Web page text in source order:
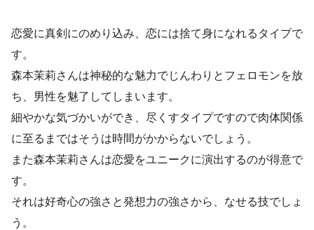
恋愛に真剣にのめり込み、恋には捨て身になれるタイプで
す。
森本茉莉さんは神秘的な魅力でじんわりとフェロモンを放
ち、男性を魅了してしまいます。
細やかな気づかいができ、尽くすタイプですので肉体関係
に至るまではそうは時間がかからないでしょう。
また森本茉莉さんは恋愛をユニークに演出するのが得意で
す。
それは好奇心の強さと発想力の強さから、なせる技でしょ
う。